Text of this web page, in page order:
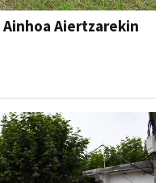
Aiertzarekin